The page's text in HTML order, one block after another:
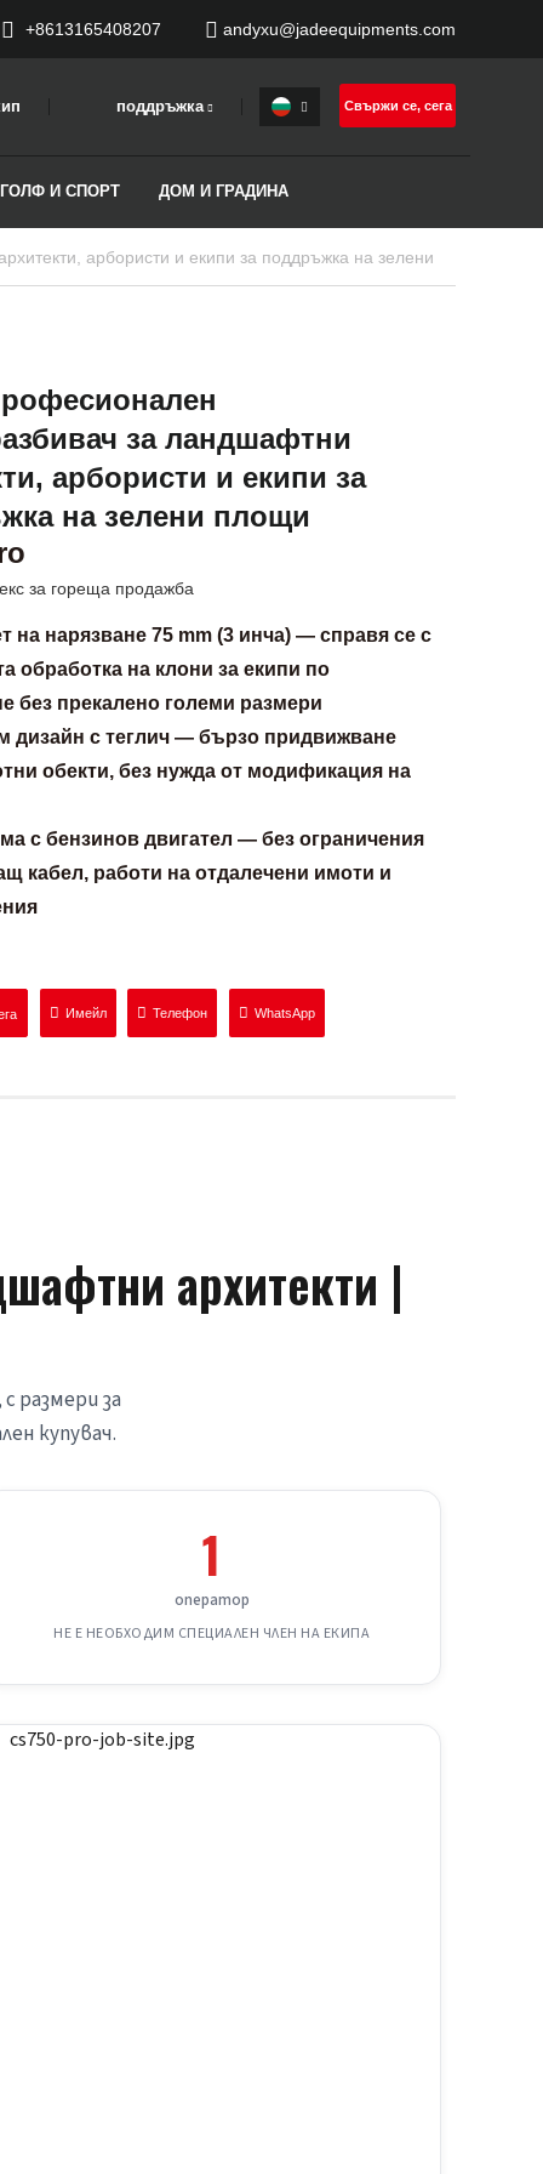
+8613165408207 andyxu@jadeequipments.com
поддръжка
И СПОРТ ДОМ И ГРАДИНА
Свържи се, сега
за ландшафтни
арбористи и екипи за
на зелени площи
за гореща продажба
на нарязване 75 mm (3 инча) — справя се с
обработка на клони за екипи по
без прекалено големи размери
дизайн с теглич — бързо придвижване
обекти, без нужда от модификация на
с бензинов двигател — без ограничения
кабел, работи на отдалечени имоти и
Имейл Телефон WhatsApp
архитекти |
размери за
купувач.
1
оператор
НЕ Е НЕОБХОДИМ СПЕЦИАЛЕН ЧЛЕН НА ЕКИПА